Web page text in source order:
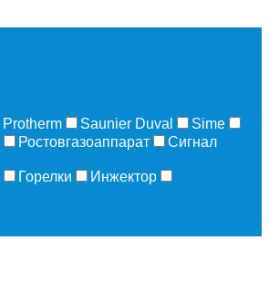
Protherm Saunier Duval
Sime
Ростовгазоаппарат
Сигнал
Горелки
Инжектор